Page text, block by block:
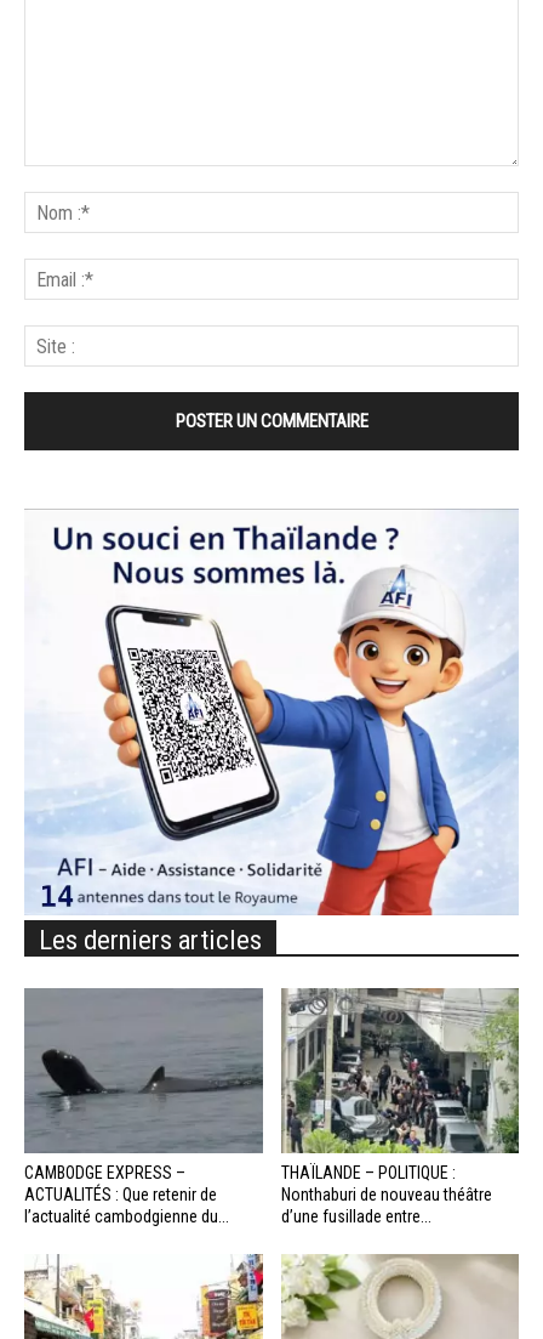
Les derniers articles
CAMBODGE EXPRESS –
ACTUALITÉS : Que retenir de
l’actualité cambodgienne du...
THAÏLANDE – POLITIQUE :
Nonthaburi de nouveau théâtre
d’une fusillade entre...